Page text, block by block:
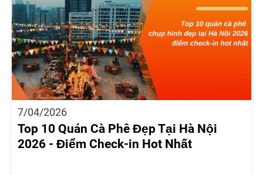
7/04/2026
Top 10 Quán Cà Phê Đẹp Tại Hà Nội
2026 - Điểm Check-in Hot Nhất